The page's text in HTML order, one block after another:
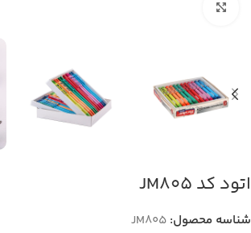
اتود کد JM805
شناسه محصول: JM805